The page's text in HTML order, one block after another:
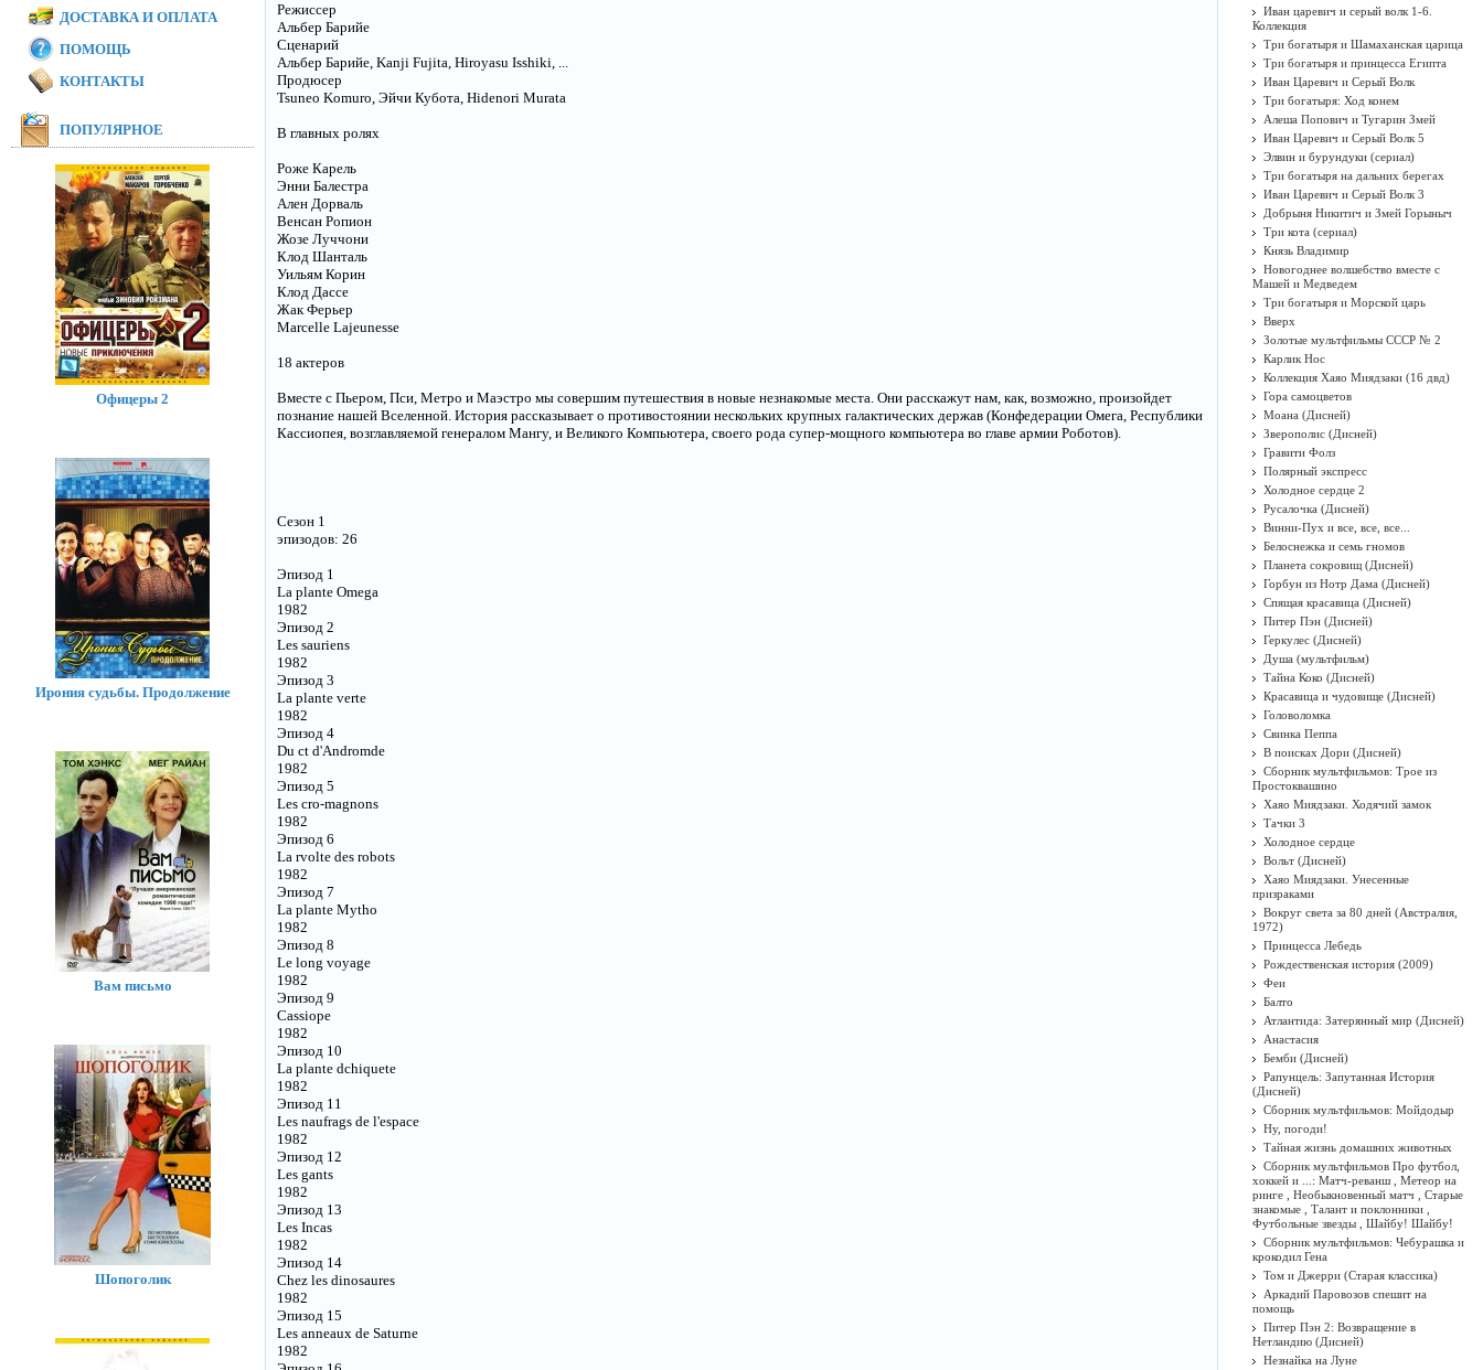
Режиссер
Альбер Барийе
Сценарий
Альбер Барийе, Kanji Fujita, Hiroyasu Isshiki, ...
Продюсер
Tsuneo Komuro, Эйчи Кубота, Hidenori Murata
В главных ролях
Роже Карель
Энни Балестра
Ален Дорваль
Венсан Ропион
Жозе Луччони
Клод Шанталь
Уильям Корин
Клод Дассе
Жак Ферьер
Marcelle Lajeunesse
18 актеров
Вместе с Пьером, Пси, Метро и Маэстро мы совершим путешествия в новые незнакомые места. Они расскажут нам, как, возможно, произойдет
познание нашей Вселенной. История рассказывает о противостоянии нескольких крупных галактических держав (Конфедерации Омега, Республики
Кассиопея, возглавляемой генералом Mангу, и Великого Компьютера, своего рода супер-мощного компьютера во главе армии Роботов).
Сезон 1
эпизодов: 26
Эпизод 1
La plante Omega
1982
Эпизод 2
Les sauriens
1982
Эпизод 3
La plante verte
1982
Эпизод 4
Du ct d'Andromde
1982
Эпизод 5
Les cro-magnons
1982
Эпизод 6
La rvolte des robots
1982
Эпизод 7
La plante Mytho
1982
Эпизод 8
Le long voyage
1982
Эпизод 9
Cassiope
1982
Эпизод 10
La plante dchiquete
1982
Эпизод 11
Les naufrags de l'espace
1982
Эпизод 12
Les gants
1982
Эпизод 13
Les Incas
1982
Эпизод 14
Chez les dinosaures
1982
Эпизод 15
Les anneaux de Saturne
1982
ДОСТАВКА И ОПЛАТА
ПОМОЩЬ
КОНТАКТЫ
ПОПУЛЯРНОЕ
Офицеры 2
Ирония судьбы. Продолжение
Вам письмо
Шопоголик
Иван царевич и серый волк 1-6.
Коллекция
Три богатыря и Шамаханская царица
Три богатыря и принцесса Египта
Иван Царевич и Серый Волк
Три богатыря: Ход конем
Алеша Попович и Тугарин Змей
Иван Царевич и Серый Волк 5
Элвин и бурундуки (сериал)
Три богатыря на дальних берегах
Иван Царевич и Серый Волк 3
Добрыня Никитич и Змей Горыныч
Три кота (сериал)
Князь Владимир
Новогоднее волшебство вместе с
Машей и Медведем
Три богатыря и Морской царь
Вверх
Золотые мультфильмы СССР № 2
Карлик Нос
Коллекция Хаяо Миядзаки (16 двд)
Гора самоцветов
Моана (Дисней)
Зверополис (Дисней)
Гравити Фолз
Полярный экспресс
Холодное сердце 2
Русалочка (Дисней)
Винни-Пух и все, все, все...
Белоснежка и семь гномов
Планета сокровищ (Дисней)
Горбун из Нотр Дама (Дисней)
Спящая красавица (Дисней)
Питер Пэн (Дисней)
Геркулес (Дисней)
Душа (мультфильм)
Тайна Коко (Дисней)
Красавица и чудовище (Дисней)
Головоломка
Свинка Пеппа
В поисках Дори (Дисней)
Сборник мультфильмов: Трое из
Простоквашино
Хаяо Миядзаки. Ходячий замок
Тачки 3
Холодное сердце
Вольт (Дисней)
Хаяо Миядзаки. Унесенные
призраками
Вокруг света за 80 дней (Австралия,
1972)
Принцесса Лебедь
Рождественская история (2009)
Феи
Балто
Атлантида: Затерянный мир (Дисней)
Анастасия
Бемби (Дисней)
Рапунцель: Запутанная История
(Дисней)
Сборник мультфильмов: Мойдодыр
Ну, погоди!
Тайная жизнь домашних животных
Сборник мультфильмов Про футбол,
хоккей и ...: Матч-реванш , Метеор на
ринге , Необыкновенный матч , Старые
знакомые , Талант и поклонники ,
Футбольные звезды , Шайбу! Шайбу!
Сборник мультфильмов: Чебурашка и
крокодил Гена
Том и Джерри (Старая классика)
Аркадий Паровозов спешит на
помощь
Питер Пэн 2: Возвращение в
Нетландию (Дисней)
Незнайка на Луне